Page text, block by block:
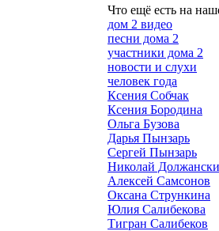
Что ещё есть на
дом 2 видео
песни дома 2
участники дома 2
новости и слухи
человек года
Ксения Собчак
Ксения Бородина
Ольга Бузова
Дарья Пынзарь
Сергей Пынзарь
Николай
Алексей Самсонов
Оксана Стрункина
Юлия Салибекова
Тигран Салибеков